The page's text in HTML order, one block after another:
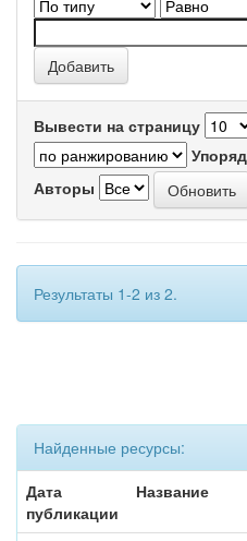
Вывести на страницу
Авторы
Результаты 1-2 из 2.
Найденные ресурсы:
Дата
публикации
Название